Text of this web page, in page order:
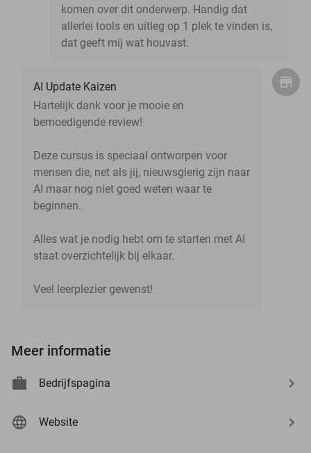
komen over dit onderwerp. Handig dat
allerlei tools en uitleg op 1 plek te vinden is,
dat geeft mij wat houvast.
AI Update Kaizen
Hartelijk dank voor je mooie en
bemoedigende review!
Deze cursus is speciaal ontworpen voor
mensen die, net als jij, nieuwsgierig zijn naar
AI maar nog niet goed weten waar te
beginnen.
Alles wat je nodig hebt om te starten met AI
staat overzichtelijk bij elkaar.
Veel leerplezier gewenst!
Meer informatie
Bedrijfspagina
Website